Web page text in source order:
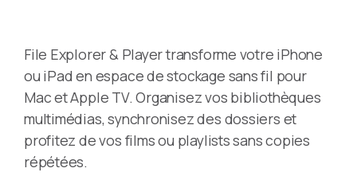
File Explorer & Player transforme votre iPhone
ou iPad en espace de stockage sans fil pour
Mac et Apple TV. Organisez vos bibliothèques
multimédias, synchronisez des dossiers et
profitez de vos films ou playlists sans copies
répétées.